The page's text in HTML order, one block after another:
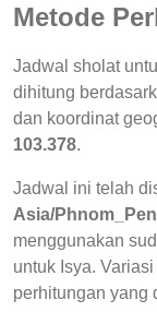
Metode
Jadwal sholat
dihitung
dan koordinat
103.378.
Jadwal ini telah
Asia/
menggunakan
untuk Isya.
perhitungan yang